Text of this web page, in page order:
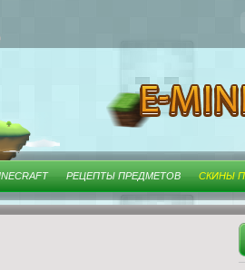
РЕЦЕПТЫ ПРЕДМЕТОВ СКИНЫ